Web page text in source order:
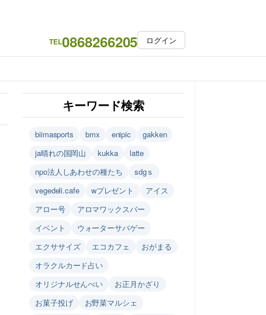
TEL0868266205 ログイン
キーワード検索
biimasports bmx enipic
gakken
ja晴れの国岡山
kukka
latte
npo法人しあわせの種たち
sdgｓ
vegedeli.cafe
wプレゼント
アイス
アロー号
アロマワックスバー
イベント
ウォーターサバゲー
エクササイズ
エコカフェ
おがまる
オラクルカード占い
オリジナルせんべい
お正月かざり
お菓子投げ
お野菜マルシェ